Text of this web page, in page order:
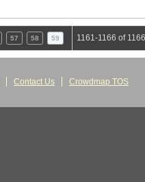
57 58 59 1161-1166 of
Contact Us Crowdmap TOS